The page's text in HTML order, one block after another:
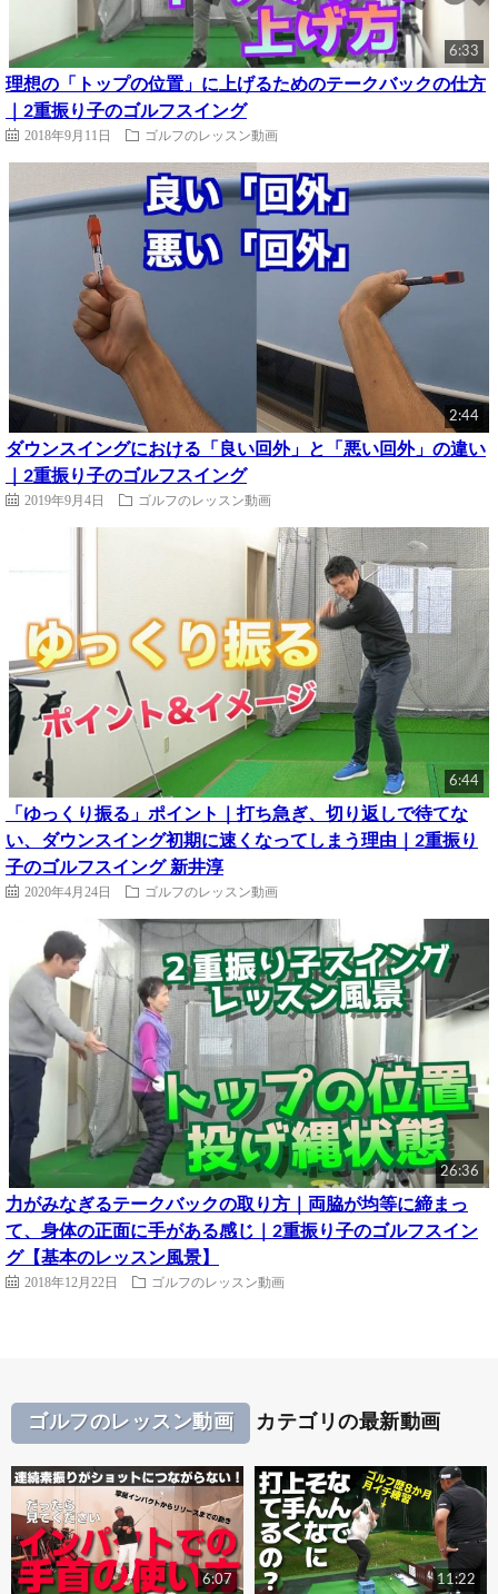
6:33
理想の「トップの位置」に上げるためのテークバックの仕方
｜2重振り子のゴルフスイング
2018年9月11日 ゴルフのレッスン動画
2:44
ダウンスイングにおける「良い回外」と「悪い回外」の違い
｜2重振り子のゴルフスイング
2019年9月4日 ゴルフのレッスン動画
6:44
「ゆっくり振る」ポイント｜打ち急ぎ、切り返しで待てな
い、ダウンスイング初期に速くなってしまう理由｜2重振り
子のゴルフスイング 新井淳
2020年4月24日 ゴルフのレッスン動画
26:36
力がみなぎるテークバックの取り方｜両脇が均等に締まっ
て、身体の正面に手がある感じ｜2重振り子のゴルフスイン
グ【基本のレッスン風景】
2018年12月22日 ゴルフのレッスン動画
ゴルフのレッスン動画 カテゴリの最新動画
6:07 11:22